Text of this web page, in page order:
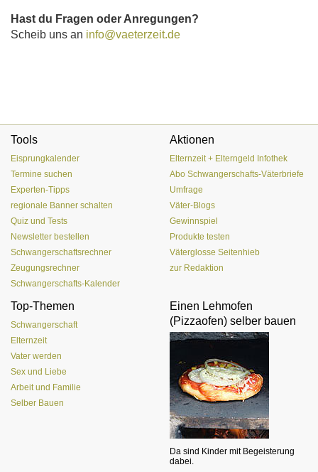
Hast du Fragen oder Anregungen?
Scheib uns an info@vaeterzeit.de
Tools
Eisprungkalender
Termine suchen
Experten-Tipps
regionale Banner schalten
Quiz und Tests
Newsletter bestellen
Schwangerschaftsrechner
Zeugungsrechner
Schwangerschafts-Kalender
Aktionen
Elternzeit + Elterngeld Infothek
Abo Schwangerschafts-Väterbriefe
Umfrage
Väter-Blogs
Gewinnspiel
Produkte testen
Väterglosse Seitenhieb
zur Redaktion
Top-Themen
Schwangerschaft
Elternzeit
Vater werden
Sex und Liebe
Arbeit und Familie
Selber Bauen
Einen Lehmofen
(Pizzaofen) selber bauen
Da sind Kinder mit Begeisterung
dabei.